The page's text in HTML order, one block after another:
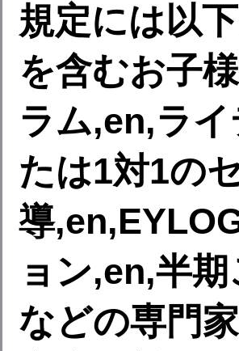
規定には以
を含むお子
ラム,en,ラ
たは1対1の
導
ョン,en,半
などの専門